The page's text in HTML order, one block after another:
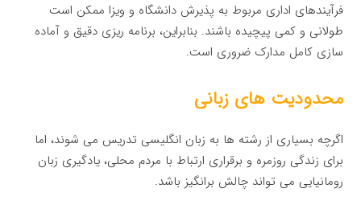
فرآیندهای اداری مربوط به پذیرش دانشگاه و ویزا ممکن است
طولانی و کمی پیچیده باشند. بنابراین، برنامه ریزی دقیق و آماده
سازی کامل مدارک ضروری است.
محدودیت های زبانی
اگرچه بسیاری از رشته ها به زبان انگلیسی تدریس می شوند، اما
برای زندگی روزمره و برقراری ارتباط با مردم محلی، یادگیری زبان
رومانیایی می تواند چالش برانگیز باشد.